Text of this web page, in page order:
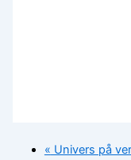
« Univers på